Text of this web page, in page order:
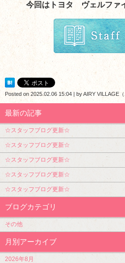
今回はトヨタ ヴェルファ
Posted on 2025.02.06 15:04 | byAIRY VILLAGE
最新の記事
☆スタッフブログ更新☆
☆スタッフブログ更新☆
☆スタッフブログ更新☆
☆スタッフブログ更新☆
☆スタッフブログ更新☆
ブログカテゴリ
その他
月別アーカイブ
2026年8月